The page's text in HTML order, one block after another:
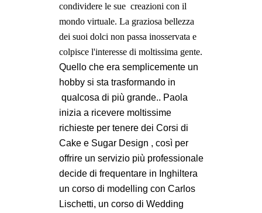
condividere le sue creazioni con il
mondo virtuale. La graziosa bellezza
dei suoi dolci non passa inosservata e
colpisce l'interesse di moltissima gente.
Quello che era semplicemente un
hobby si sta trasformando in
qualcosa di più grande.. Paola
inizia a ricevere moltissime
richieste per tenere dei Corsi di
Cake e Sugar Design , così per
offrire un servizio più professionale
decide di frequentare in Inghiltera
un corso di modelling con Carlos
Lischetti, un corso di Wedding